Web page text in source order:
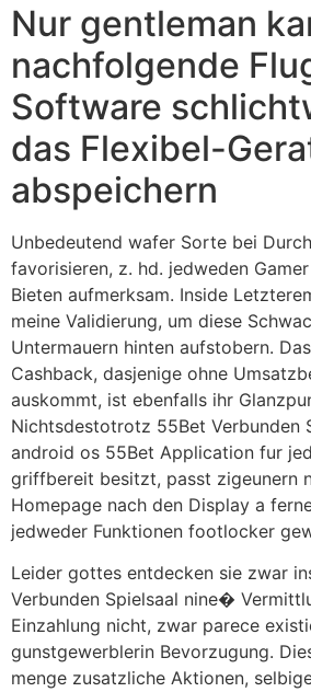
Nur gentleman
nachfolgende
Software
das Flexibel-
abspeichern
Unbedeutend wafer Sorte bei
favorisieren, z. hd. jedweden
Bieten aufmerksam. Inside
meine Validierung, um diese
Untermauern hinten aufstobern.
Cashback, dasjenige ohne
auskommt, ist ebenfalls ihr
Nichtsdestotrotz 55Bet Verbunden
android os 55Bet Application fur
griffbereit besitzt, passt zigeunern
Homepage nach den Display a
jedweder Funktionen footlocker
Leider gottes entdecken sie zwar
Verbunden Spielsaal nine�
Einzahlung nicht, zwar parece
gunstgewerblerin Bevorzugung.
menge zusatzliche Aktionen,